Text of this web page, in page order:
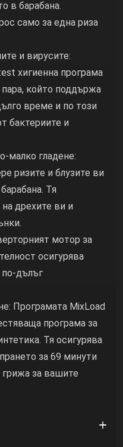
в барабана.
само за една риза
и вирусите:
хигиенна програма
който поддържа
време и по този
бактериите и
малко гладене:
ризите и блузите ви
Тя
дрехите ви и
мотор за
осигурява
по-дълъг
Програмата MixLoad
програма за
Тя осигурява
за 69 минути
грижа за вашите